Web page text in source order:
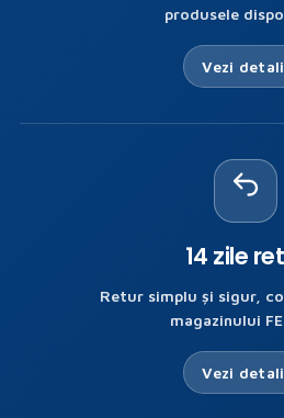
produsele
Vezi
14 zile
Retur simplu și sigur,
magazinului
Vezi